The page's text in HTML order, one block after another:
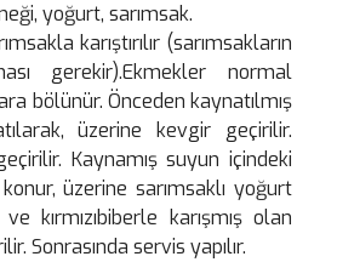
yoğurt, sarımsak.
karıştırılır (sarımsakların
gerekir).Ekmekler normal
bölünür. Önceden kaynatılmış
üzerine kevgir geçirilir.
Kaynamış suyun içindeki
üzerine sarımsaklı yoğurt
kırmızıbiberle karışmış olan
Sonrasında servis yapılır.